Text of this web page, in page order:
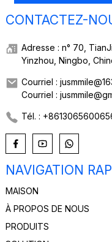
CONTACTEZ-
Adresse : n° 70,
Yinzhou, Ningbo,
Courriel :
Courriel :
Tél. :
NAVIGATION
MAISON
À PROPOS DE NOUS
PRODUITS